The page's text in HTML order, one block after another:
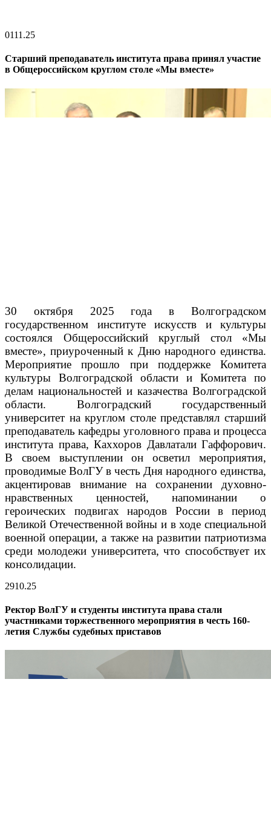
0111.25
Старший преподаватель института права принял участие
в Общероссийском круглом столе «Мы вместе»
30 октября 2025 года в Волгоградском
государственном институте искусств и культуры
состоялся Общероссийский круглый стол «Мы
вместе», приуроченный к Дню народного единства.
Мероприятие прошло при поддержке Комитета
культуры Волгоградской области и Комитета по
делам национальностей и казачества Волгоградской
области. Волгоградский государственный
университет на круглом столе представлял старший
преподаватель кафедры уголовного права и процесса
института права, Каххоров Давлатали Гаффорович.
В своем выступлении он осветил мероприятия,
проводимые ВолГУ в честь Дня народного единства,
акцентировав внимание на сохранении духовно-
нравственных ценностей, напоминании о
героических подвигах народов России в период
Великой Отечественной войны и в ходе специальной
военной операции, а также на развитии патриотизма
среди молодежи университета, что способствует их
консолидации.
2910.25
Ректор ВолГУ и студенты института права стали
участниками торжественного мероприятия в честь 160-
летия Службы судебных приставов